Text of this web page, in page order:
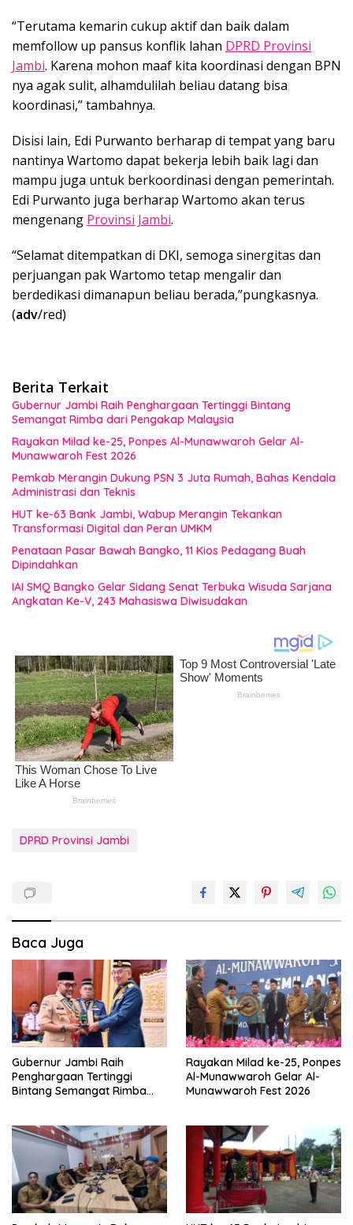
“Terutama kemarin cukup aktif dan baik dalam
memfollow up pansus konflik lahan DPRD Provinsi
Jambi. Karena mohon maaf kita koordinasi dengan BPN
nya agak sulit, alhamdulilah beliau datang bisa
koordinasi,” tambahnya.
Disisi lain, Edi Purwanto berharap di tempat yang baru
nantinya Wartomo dapat bekerja lebih baik lagi dan
mampu juga untuk berkoordinasi dengan pemerintah.
Edi Purwanto juga berharap Wartomo akan terus
mengenang Provinsi Jambi.
“Selamat ditempatkan di DKI, semoga sinergitas dan
perjuangan pak Wartomo tetap mengalir dan
berdedikasi dimanapun beliau berada,”pungkasnya.
(adv/red)
Berita Terkait
Gubernur Jambi Raih Penghargaan Tertinggi Bintang
Semangat Rimba dari Pengakap Malaysia
Rayakan Milad ke-25, Ponpes Al-Munawwaroh Gelar Al-
Munawwaroh Fest 2026
Pemkab Merangin Dukung PSN 3 Juta Rumah, Bahas Kendala
Administrasi dan Teknis
HUT ke-63 Bank Jambi, Wabup Merangin Tekankan
Transformasi Digital dan Peran UMKM
Penataan Pasar Bawah Bangko, 11 Kios Pedagang Buah
Dipindahkan
IAI SMQ Bangko Gelar Sidang Senat Terbuka Wisuda Sarjana
Angkatan Ke-V, 243 Mahasiswa Diwisudakan
DPRD Provinsi Jambi
Baca Juga
Gubernur Jambi Raih
Penghargaan Tertinggi
Bintang Semangat Rimba
Rayakan Milad ke-25, Ponpes
Al-Munawwaroh Gelar Al-
Munawwaroh Fest 2026